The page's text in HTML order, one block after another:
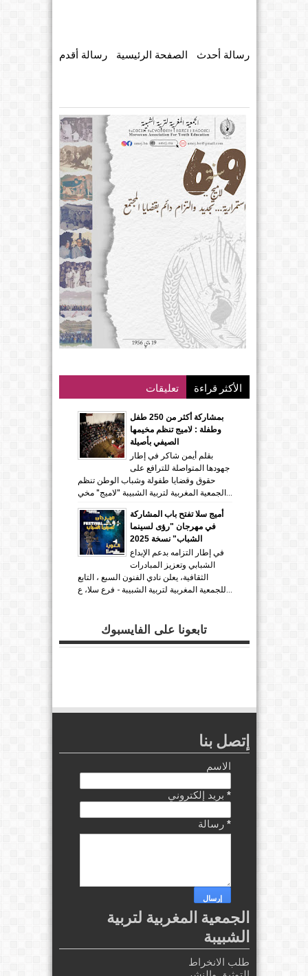
رسالة أحدث رسالة أقدم الصفحة الرئيسية
الأكثر قراءة تعليقات
بمشاركة أكثر من 250 طفل
وطفلة : لاميج تنظم مخيمها
الصيفي بأصيلة
بقلم أيمن شاكر في إطار
جهودها المتواصلة للترافع على
حقوق وقضايا طفولة وشباب الوطن تنظم
الجمعية المغربية لتربية الشبيبة "لاميج" مخي...
أميج سلا تفتح باب المشاركة
في مهرجان "رؤى لسينما
الشباب" نسخة 2025
في إطار التزامه بدعم الإبداع
الشبابي وتعزيز المبادرات
الثقافية، يعلن نادي الفنون السبع ، التابع
للجمعية المغربية لتربية الشبيبة - فرع سلا، ع...
تابعونا على الفايسبوك
إتصل بنا
الاسم
*
رسالة *
الجمعية المغربية لتربية
الشبيبة
طلب الانخراط